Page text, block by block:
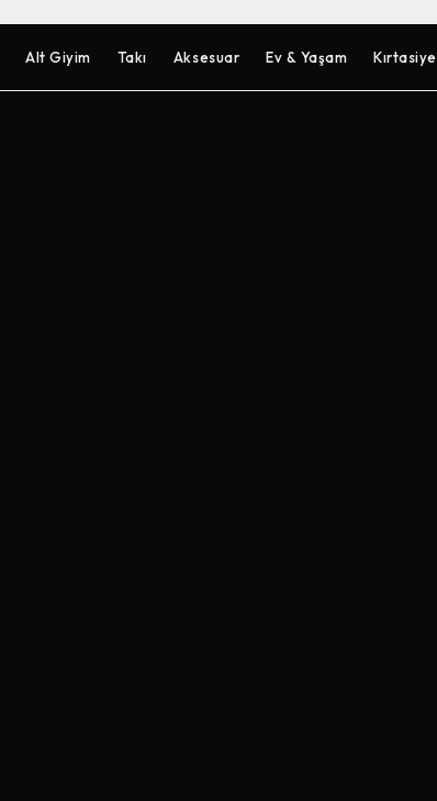
Alt Giyim Takı Aksesuar Ev & Yaşam Kırtasiye